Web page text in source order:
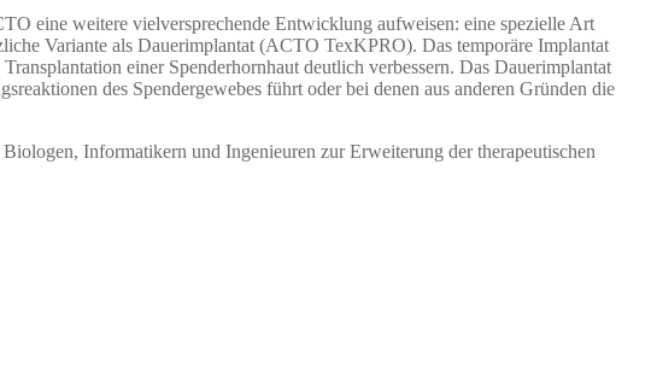
eine weitere vielversprechende Entwicklung aufweisen: eine spezielle Art
Variante als Dauerimplantat (ACTO TexKPRO). Das temporäre Implantat
einer Spenderhornhaut deutlich verbessern. Das Dauerimplantat
des Spendergewebes führt oder bei denen aus anderen Gründen die
Informatikern und Ingenieuren zur Erweiterung der therapeutischen